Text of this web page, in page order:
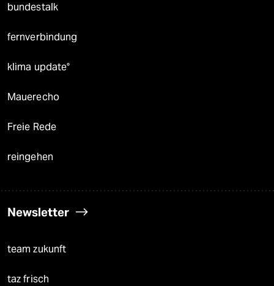
bundestalk
fernverbindung
klima update°
Mauerecho
Freie Rede
reingehen
Newsletter
team zukunft
taz frisch